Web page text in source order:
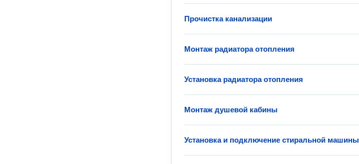
Прочистка канализации
Монтаж радиатора отопления
Установка радиатора отопления
Монтаж душевой кабины
Установка и подключение стиральной машины